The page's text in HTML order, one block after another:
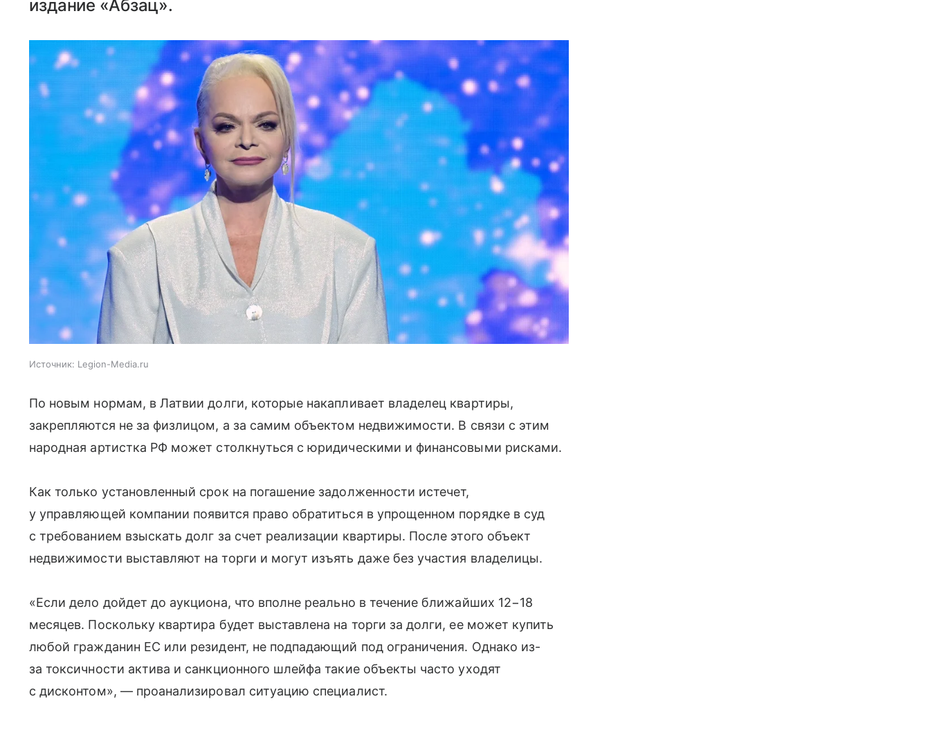
издание «Абзац».
Источник: Legion-Media.ru
По новым нормам, в Латвии долги, которые накапливает владелец квартиры,
закрепляются не за физлицом, а за самим объектом недвижимости. В связи с этим
народная артистка РФ может столкнуться с юридическими и финансовыми рисками.
Как только установленный срок на погашение задолженности истечет,
у управляющей компании появится право обратиться в упрощенном порядке в суд
с требованием взыскать долг за счет реализации квартиры. После этого объект
недвижимости выставляют на торги и могут изъять даже без участия владелицы.
«Если дело дойдет до аукциона, что вполне реально в течение ближайших 12−18
месяцев. Поскольку квартира будет выставлена на торги за долги, ее может купить
любой гражданин ЕС или резидент, не подпадающий под ограничения. Однако из-
за токсичности актива и санкционного шлейфа такие объекты часто уходят
с дисконтом», — проанализировал ситуацию специалист.